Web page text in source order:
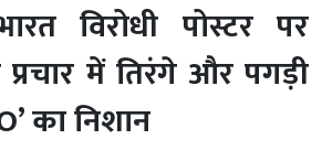
विरोधी पोस्टर पर
में तिरंगे और पगड़ी
का निशान